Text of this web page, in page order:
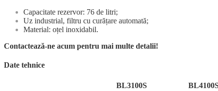
Capacitate rezervor: 76 de litri;
Uz industrial, filtru cu curățare automată;
Material: oțel inoxidabil.
Contactează-ne acum pentru mai multe detalii!
Date tehnice
BL3100S